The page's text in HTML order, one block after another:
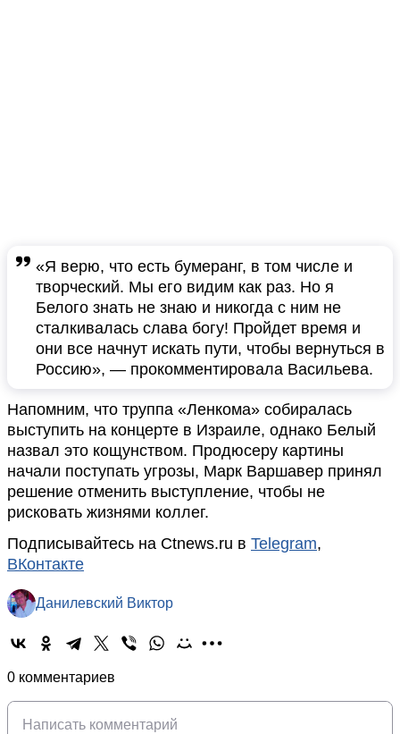
«Я верю, что есть бумеранг, в том числе и
творческий. Мы его видим как раз. Но я
Белого знать не знаю и никогда с ним не
сталкивалась слава богу! Пройдет время и
они все начнут искать пути, чтобы вернуться в
Россию», — прокомментировала Васильева.
Напомним, что труппа «Ленкома» собиралась
выступить на концерте в Израиле, однако Белый
назвал это кощунством. Продюсеру картины
начали поступать угрозы, Марк Варшавер принял
решение отменить выступление, чтобы не
рисковать жизнями коллег.
Подписывайтесь на Ctnews.ru в Telegram,
ВКонтакте
Данилевский Виктор
0 комментариев